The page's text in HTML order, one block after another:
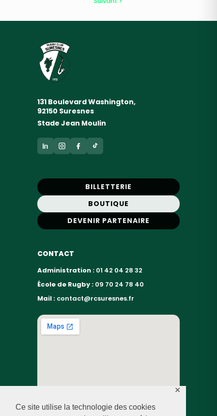
Ce site utilise la technologie des cookies
✕
131 Boulevard Washington,
92150 Suresnes
Stade Jean Moulin
BILLETTERIE
BOUTIQUE
DEVENIR PARTENAIRE
CONTACT
Administration : 01 42 04 28 32
École de Rugby : 09 70 24 78 40
Mail : contact@rcsuresnes.fr